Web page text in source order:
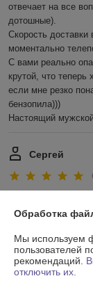
отвечает на все
дотошные).
Скорость
моментально
С вами реально
крутой, что теперь
если мне резко
бензопила)))
Настоящий
Сергей
О нас
Обработка
Мы используем
пользователей
рекомендаций.
отключить их.